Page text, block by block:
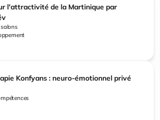
l'attractivité de la Martinique par
Konfyans : neuro-émotionnel privé